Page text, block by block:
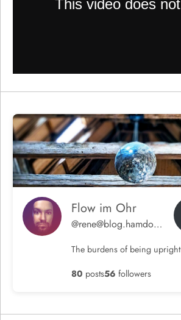
Flow im Ohr
@rene@blog.hamdorf.org
The burdens of being upright
80 posts56 followers